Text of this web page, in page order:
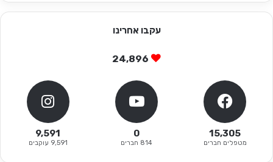
עקבו אחרינו
24,896
15,305
מטפלים חברים
0
814 חברים
9,591
9,591 עוקבים